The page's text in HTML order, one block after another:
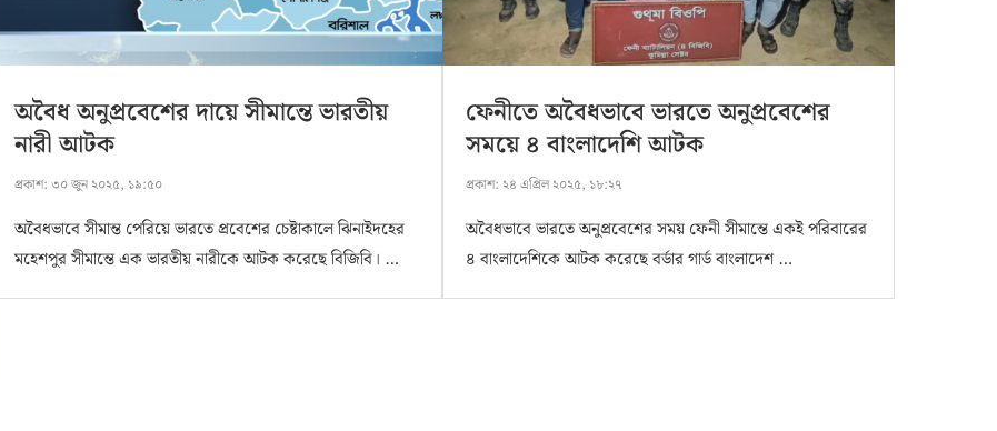
অবৈধ অনুপ্রবেশের দায়ে সীমান্তে ভারতীয়
নারী আটক
প্রকাশ: ৩০ জুন ২০২৫, ১৯:৫০
অবৈধভাবে সীমান্ত পেরিয়ে ভারতে প্রবেশের চেষ্টাকালে ঝিনাইদহের
মহেশপুর সীমান্তে এক ভারতীয় নারীকে আটক করেছে বিজিবি। …
ফেনীতে অবৈধভাবে ভারতে অনুপ্রবেশের
সময়ে ৪ বাংলাদেশি আটক
প্রকাশ: ২৪ এপ্রিল ২০২৫, ১৮:২৭
অবৈধভাবে ভারতে অনুপ্রবেশের সময় ফেনী সীমান্তে একই পরিবারের
৪ বাংলাদেশিকে আটক করেছে বর্ডার গার্ড বাংলাদেশ …